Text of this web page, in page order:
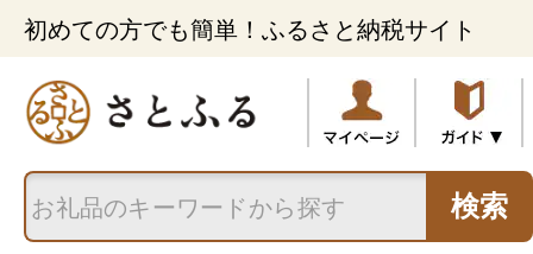
初めての方でも簡単！ふるさと納税サイト
検索